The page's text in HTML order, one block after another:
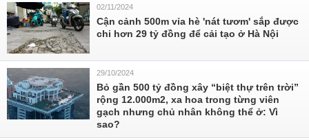
02/11/2024
Cận cảnh 500m vỉa hè 'nát tươm' sắp được
chi hơn 29 tỷ đồng để cải tạo ở Hà Nội
29/10/2024
Bỏ gần 500 tỷ đồng xây “biệt thự trên trời”
rộng 12.000m2, xa hoa trong từng viên
gạch nhưng chủ nhân không thể ở: Vì
sao?